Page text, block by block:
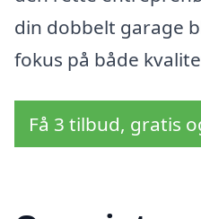
din dobbelt garage
fokus på både
Få 3 tilbud, gratis